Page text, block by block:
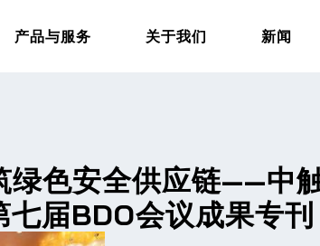
产品与服务 关于我们 新闻
绿色安全供应链——中
七届BDO会议成果专刊